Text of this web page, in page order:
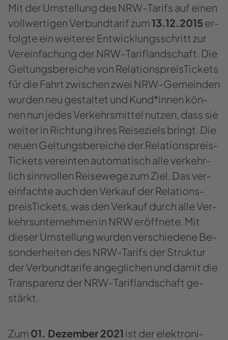
Mit der Um­stel­lung des NRW-​Tarifs auf einen
voll­wer­ti­gen Ver­bund­ta­rif zum13.12.2015 er­
folg­te ein wei­te­rer Ent­wick­lungs­schritt zur
Ver­ein­fa­chung der NRW-​Tariflandschaft. Die
Gel­tungs­be­rei­che von Re­la­ti­ons­prei­s­Ti­ckets
für die Fahrt zwi­schen zwei NRW-​Gemeinden
wur­den neu ge­stal­tet und Kund*innen kön­
nen nun jedes Ver­kehrs­mit­tel nut­zen, dass sie
wei­ter in Rich­tung ihres Rei­se­ziels bringt. Die
neuen Gel­tungs­be­rei­che der Re­la­ti­ons­prei­s­
Ti­ckets ver­ein­ten au­to­ma­tisch alle ver­kehr­
lich sinn­vol­len Rei­se­we­ge zum Ziel. Das ver­
ein­fach­te auch den Ver­kauf der Re­la­ti­ons­
prei­s­Ti­ckets, was den Ver­kauf durch alle Ver­
kehrs­un­ter­neh­men in NRW er­öff­ne­te. Mit
die­ser Um­stel­lung wur­den ver­schie­de­ne Be­
son­der­hei­ten des NRW-​​Tarifs der Struk­tur
der Ver­bund­ta­ri­fe an­ge­gli­chen und damit die
Trans­pa­renz der NRW-​​Tariflandschaft ge­
stärkt.
Zum 01. De­zem­ber 2021 ist der elek­tro­ni­